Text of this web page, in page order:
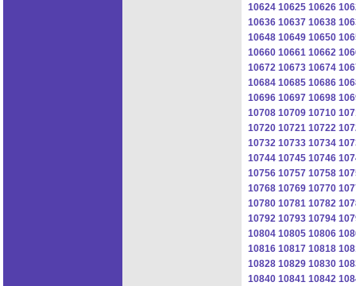
10624 10625 10626
10636 10637 10638
10648 10649 10650
10660 10661 10662
10672 10673 10674
10684 10685 10686
10696 10697 10698
10708 10709 10710
10720 10721 10722
10732 10733 10734
10744 10745 10746
10756 10757 10758
10768 10769 10770
10780 10781 10782
10792 10793 10794
10804 10805 10806
10816 10817 10818
10828 10829 10830
10840 10841 10842